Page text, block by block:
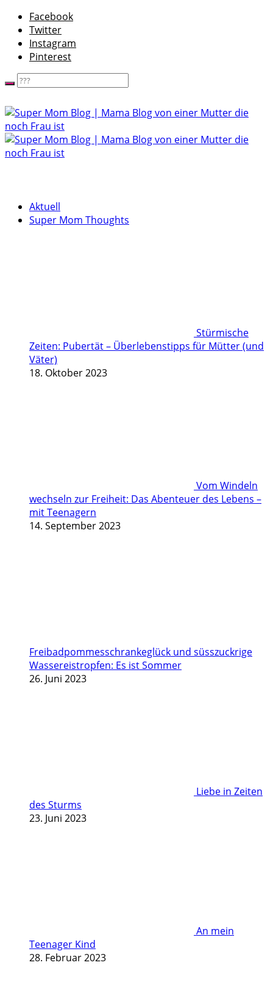
Facebook
Twitter
Instagram
Pinterest
Aktuell
Super Mom Thoughts
Stürmische
Zeiten: Pubertät – Überlebenstipps für Mütter (und
Väter)
18. Oktober 2023
Vom Windeln
wechseln zur Freiheit: Das Abenteuer des Lebens –
mit Teenagern
14. September 2023
Freibadpommesschrankeglück und süsszuckrige
Wassereistropfen: Es ist Sommer
26. Juni 2023
Liebe in Zeiten
des Sturms
23. Juni 2023
An mein
Teenager Kind
28. Februar 2023